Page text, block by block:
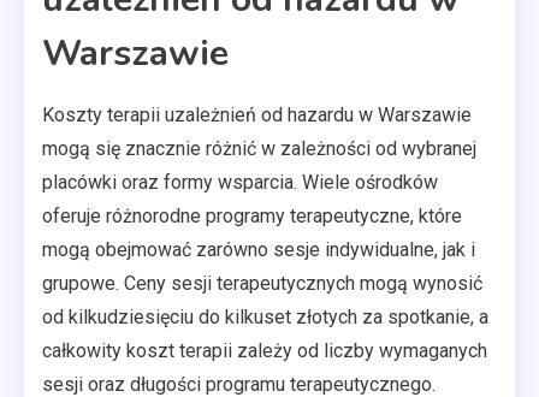
Warszawie
Koszty terapii uzależnień od hazardu w Warszawie
mogą się znacznie różnić w zależności od wybranej
placówki oraz formy wsparcia. Wiele ośrodków
oferuje różnorodne programy terapeutyczne, które
mogą obejmować zarówno sesje indywidualne, jak i
grupowe. Ceny sesji terapeutycznych mogą wynosić
od kilkudziesięciu do kilkuset złotych za spotkanie, a
całkowity koszt terapii zależy od liczby wymaganych
sesji oraz długości programu terapeutycznego.